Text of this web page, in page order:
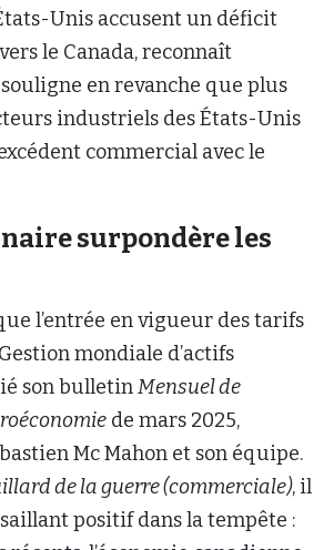
Unis accusent un déficit
le Canada, reconnaît
souligne en revanche que plus
industriels des États-Unis
commercial avec le
surpondère les
l’entrée en vigueur des tarifs
mondiale d’actifs
son bulletinMensuel de
de mars 2025,
Mc Mahon et son équipe.
de la guerre (commerciale), il
positif dans la tempête :